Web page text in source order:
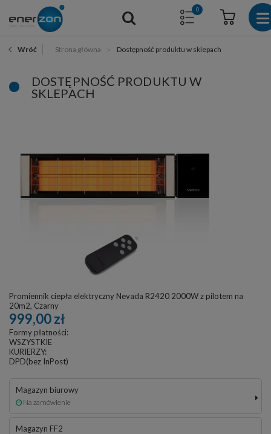
0
Wróć Strona główna Dostępność produktu w sklepach
DOSTĘPNOŚĆ PRODUKTU W
SKLEPACH
Promiennik ciepła elektryczny Nevada R2420 2000W z pilotem na
20m2, Czarny
999,00 zł
Formy płatności:
WSZYSTKIE
KURIERZY:
DPD(bez InPost)
Magazyn biurowy
Na zamówienie
Magazyn FF2